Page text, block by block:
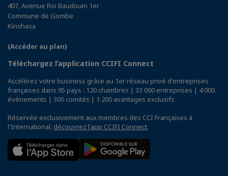
407, Avenue Roi Baudouin 1er
Commune de Gombe
Kinshasa
(Accéder au plan)
Téléchargez l’application CCIFI Connect
Accélérez votre business grâce au 1er réseau privé d'entreprises
françaises dans 95 pays : 120 chambres | 33 000 entreprises | 4 000
événements | 300 comités | 1 200 avantages exclusifs
Réservée exclusivement aux membres des CCI Françaises à
l'International, découvrez l'app CCIFI Connect.